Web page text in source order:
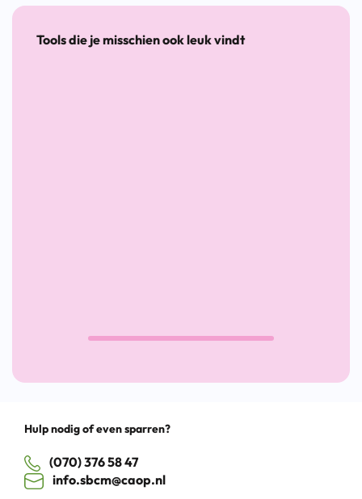
Tools die je misschien ook leuk vindt
Drag
Hulp nodig of even sparren?
(070) 376 58 47
info.sbcm@caop.nl